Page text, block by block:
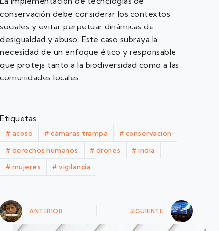
conservación debe considerar los contextos
sociales y evitar perpetuar dinámicas de
desigualdad y abuso. Este caso subraya la
necesidad de un enfoque ético y responsable
que proteja tanto a la biodiversidad como a las
comunidades locales.
Etiquetas
# acoso # cámaras trampa # conservación
# derechos humanos # drones # india
# mujeres # vigilancia
ANTERIOR SIGUIENTE